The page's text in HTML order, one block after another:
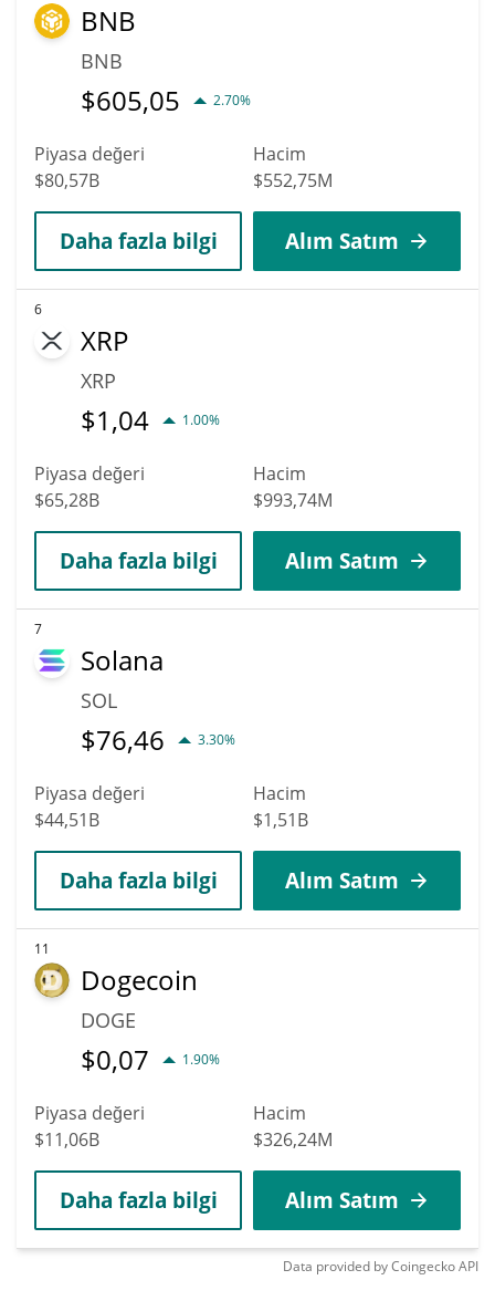
BNB
BNB
$605,05 2.70%
Piyasa değeri
$80,57B
Hacim
$552,75M
Daha fazla bilgi Alım Satım
6
XRP
XRP
$1,04 1.00%
Piyasa değeri
$65,28B
Hacim
$993,74M
Daha fazla bilgi Alım Satım
7
Solana
SOL
$76,46 3.30%
Piyasa değeri
$44,51B
Hacim
$1,51B
Daha fazla bilgi Alım Satım
11
Dogecoin
DOGE
$0,07 1.90%
Piyasa değeri
$11,06B
Hacim
$326,24M
Daha fazla bilgi Alım Satım
Data provided byCoingeckoAPI